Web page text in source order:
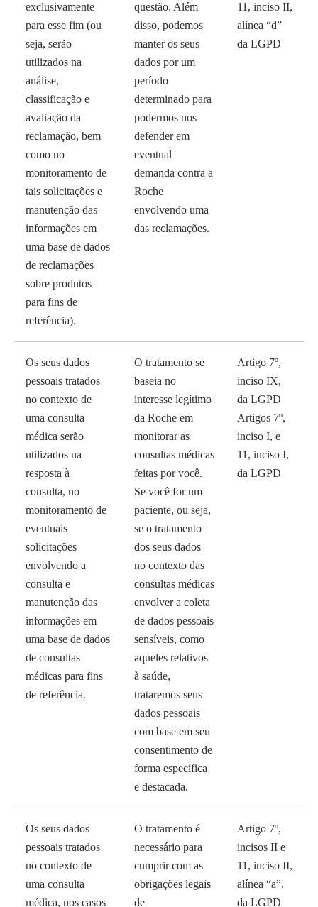
exclusivamente
para esse fim (ou
seja, serão
utilizados na
análise,
classificação e
avaliação da
reclamação, bem
como no
monitoramento de
tais solicitações e
manutenção das
informações em
uma base de dados
de reclamações
sobre produtos
para fins de
referência).
questão. Além
disso, podemos
manter os seus
dados por um
período
determinado para
podermos nos
defender em
eventual
demanda contra a
Roche
envolvendo uma
das reclamações.
11, inciso II,
alínea “d”
da LGPD
Os seus dados
pessoais tratados
no contexto de
uma consulta
médica serão
utilizados na
resposta à
consulta, no
monitoramento de
eventuais
solicitações
envolvendo a
consulta e
manutenção das
informações em
uma base de dados
de consultas
médicas para fins
de referência.
O tratamento se
baseia no
interesse legítimo
da Roche em
monitorar as
consultas médicas
feitas por você.
Se você for um
paciente, ou seja,
se o tratamento
dos seus dados
no contexto das
consultas médicas
envolver a coleta
de dados pessoais
sensíveis, como
aqueles relativos
à saúde,
trataremos seus
dados pessoais
com base em seu
consentimento de
forma específica
e destacada.
Artigo 7º,
inciso IX,
da LGPD
Artigos 7º,
inciso I, e
11, inciso I,
da LGPD
Os seus dados
pessoais tratados
no contexto de
uma consulta
médica, nos casos
O tratamento é
necessário para
cumprir com as
obrigações legais
de
Artigo 7º,
incisos II e
11, inciso II,
alínea “a”,
da LGPD